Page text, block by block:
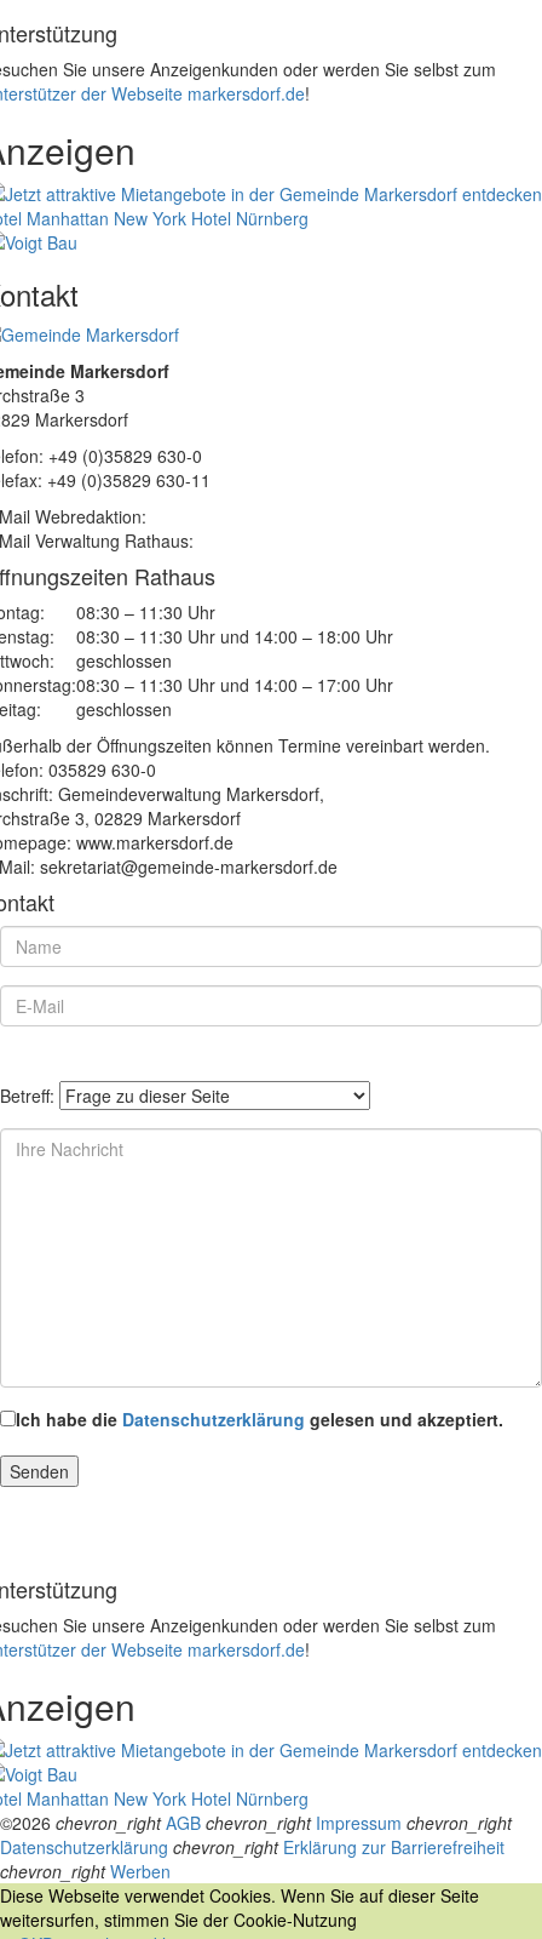
Sie unsere Anzeigenkunden oder werden Sie selbst zum
der Webseite markersdorf.de!
Manhattan New York Hotel Nürnberg
Markersdorf
3
Markersdorf
+49 (0)35829 630-0
+49 (0)35829 630-11
Webredaktion:
Verwaltung Rathaus:
Rathaus
08:30 – 11:30 Uhr
08:30 – 11:30 Uhr und 14:00 – 18:00 Uhr
geschlossen
08:30 – 11:30 Uhr und 14:00 – 17:00 Uhr
geschlossen
der Öffnungszeiten können Termine vereinbart werden.
035829 630-0
Gemeindeverwaltung Markersdorf,
3, 02829 Markersdorf
www.markersdorf.de
sekretariat@gemeinde-markersdorf.de
Betreff:
Ich habe die Datenschutzerklärung gelesen und akzeptiert.
Sie unsere Anzeigenkunden oder werden Sie selbst zum
der Webseite markersdorf.de!
Manhattan New York Hotel Nürnberg
©2026 chevron_right AGB chevron_right Impressum chevron_right
Datenschutzerklärung chevron_right Erklärung zur Barrierefreiheit
chevron_right Werben
Diese Webseite verwendet Cookies. Wenn Sie auf dieser Seite
weitersurfen, stimmen Sie der Cookie-Nutzung